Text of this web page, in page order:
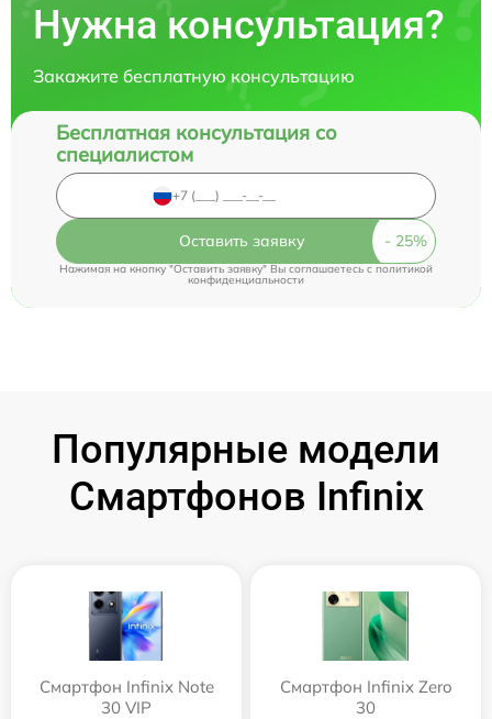
Нужна консультация?
Закажите бесплатную консультацию
Бесплатная консультация со
специалистом
Оставить заявку
Нажимая на кнопку "Оставить заявку" Вы соглашаетесь cполитикой
конфиденциальности
Популярные модели
Смартфонов Infinix
Смартфон Infinix Note
30 VIP
Смартфон Infinix Zero
30